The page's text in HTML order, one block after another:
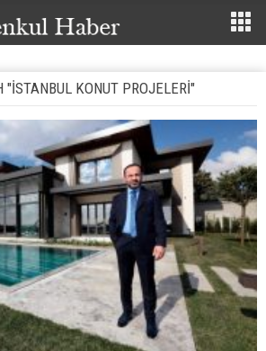
"ISTANBUL KONUT PROJELERI"